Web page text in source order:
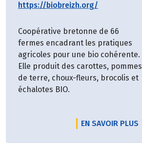
https://biobreizh.org/
Coopérative bretonne de 66
fermes encadrant les pratiques
agricoles pour une bio cohérente.
Elle produit des carottes, pommes
de terre, choux-fleurs, brocolis et
échalotes BIO.
EN SAVOIR PLUS